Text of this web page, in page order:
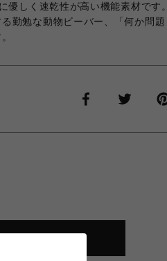
しく速乾性が高い機能素材です。
勤勉な動物ビーバー、「何か問題